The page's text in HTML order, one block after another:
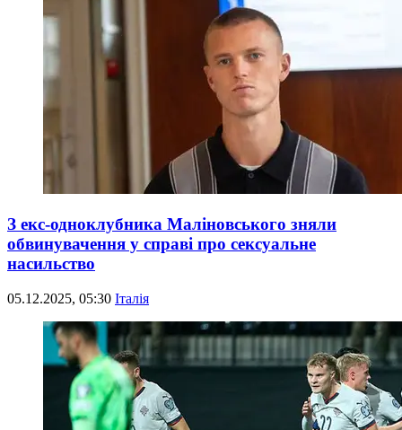
З екс-одноклубника Маліновського зняли
обвинувачення у справі про сексуальне
насильство
05.12.2025, 05:30 Італія